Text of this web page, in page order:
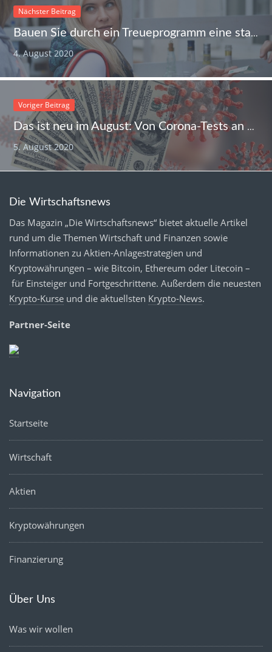
Nächster Beitrag
Bauen Sie durch ein Treueprogramm eine starke Kundenbindung auf
4. August 2020
Voriger Beitrag
Das ist neu im August: Von Corona-Tests an Flughäfen bis mehr Geld für Azubis
5. August 2020
Die Wirtschaftsnews
Das Magazin „Die Wirtschaftsnews“ bietet aktuelle Artikel
rund um die Themen Wirtschaft und Finanzen sowie
Informationen zu Aktien-Anlagestrategien und
Kryptowährungen – wie Bitcoin, Ethereum oder Litecoin –
für Einsteiger und Fortgeschrittene. Außerdem die neuesten
Krypto-Kurse und die aktuellsten Krypto-News.
Partner-Seite
Navigation
Startseite
Wirtschaft
Aktien
Kryptowährungen
Finanzierung
Über Uns
Was wir wollen